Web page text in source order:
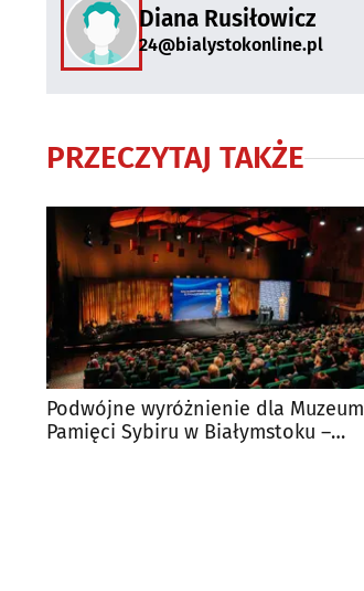
Diana Rusiłowicz
24@bialystokonline.pl
PRZECZYTAJ TAKŻE
Podwójne wyróżnienie dla Muzeum
Pamięci Sybiru w Białymstoku –